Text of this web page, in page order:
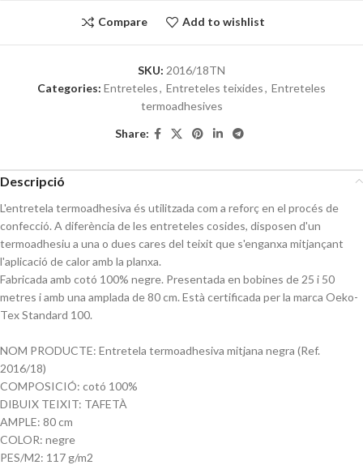
Compare Add to wishlist
SKU: 2016/18TN
Categories: Entreteles, Entreteles teixides, Entreteles
termoadhesives
Share:
Descripció
L'entretela termoadhesiva és utilitzada com a reforç en el procés de
confecció. A diferència de les entreteles cosides, disposen d'un
termoadhesiu a una o dues cares del teixit que s'enganxa mitjançant
l'aplicació de calor amb la planxa.
Fabricada amb cotó 100% negre. Presentada en bobines de 25 i 50
metres i amb una amplada de 80 cm. Està certificada per la marca Oeko-
Tex Standard 100.
NOM PRODUCTE: Entretela termoadhesiva mitjana negra (Ref.
2016/18)
COMPOSICIÓ: cotó 100%
DIBUIX TEIXIT: TAFETÀ
AMPLE: 80 cm
COLOR: negre
PES/M2: 117 g/m2